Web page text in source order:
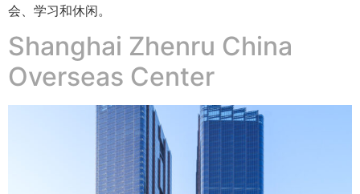
会、学习和休闲。
Shanghai Zhenru China
Overseas Center